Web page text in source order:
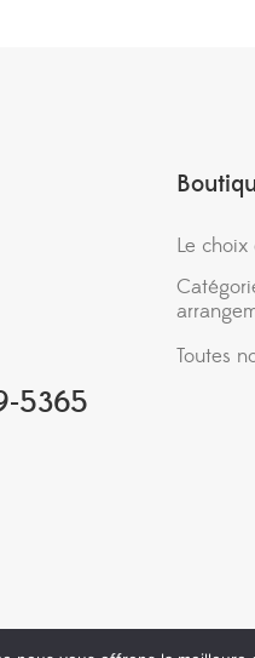
5365
Le
Toutes